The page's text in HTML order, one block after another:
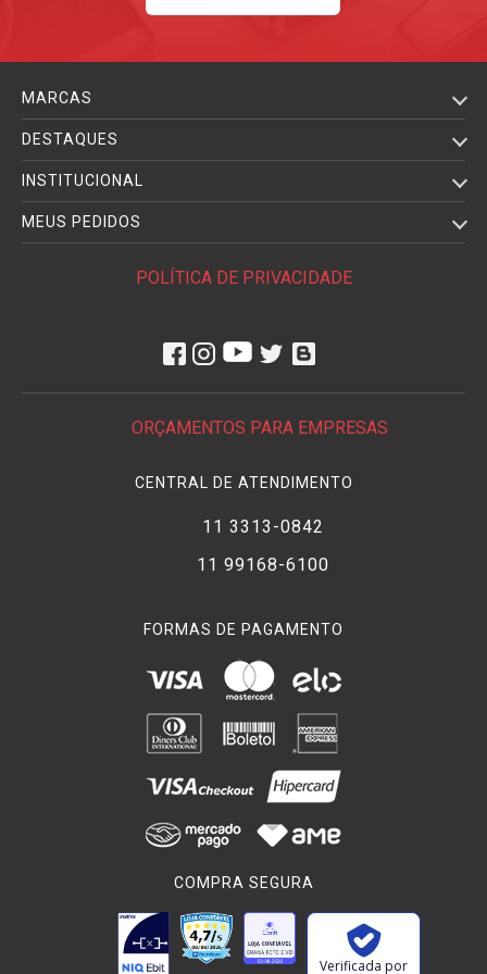
MARCAS
DESTAQUES
INSTITUCIONAL
MEUS PEDIDOS
POLÍTICA DE PRIVACIDADE
ORÇAMENTOS PARA EMPRESAS
CENTRAL DE ATENDIMENTO
11 3313-0842
11 99168-6100
FORMAS DE PAGAMENTO
COMPRA SEGURA
Verificada por